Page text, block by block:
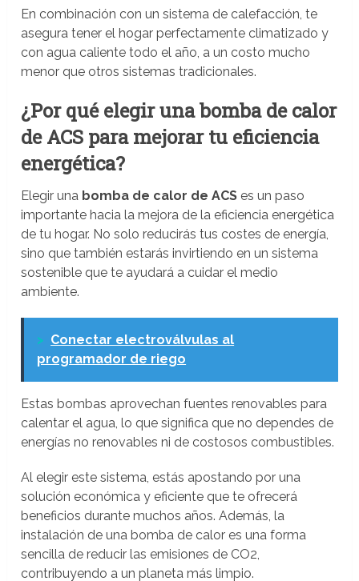
En combinación con un sistema de calefacción, te
asegura tener el hogar perfectamente climatizado y
con agua caliente todo el año, a un costo mucho
menor que otros sistemas tradicionales.
¿Por qué elegir una bomba de calor
de ACS para mejorar tu eficiencia
energética?
Elegir una bomba de calor de ACS es un paso
importante hacia la mejora de la eficiencia energética
de tu hogar. No solo reducirás tus costes de energía,
sino que también estarás invirtiendo en un sistema
sostenible que te ayudará a cuidar el medio
ambiente.
> Conectar electroválvulas al
programador de riego
Estas bombas aprovechan fuentes renovables para
calentar el agua, lo que significa que no dependes de
energías no renovables ni de costosos combustibles.
Al elegir este sistema, estás apostando por una
solución económica y eficiente que te ofrecerá
beneficios durante muchos años. Además, la
instalación de una bomba de calor es una forma
sencilla de reducir las emisiones de CO2,
contribuyendo a un planeta más limpio.